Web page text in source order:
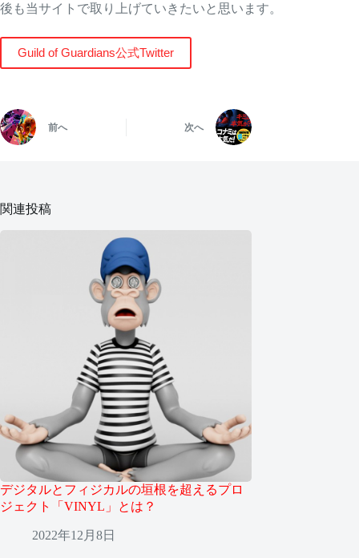
後も当サイトで取り上げていきたいと思います。
Guild of Guardians公式Twitter
前へ 次へ
関連投稿
デジタルとフィジカルの垣根を超えるプロ
ジェクト「VINYL」とは？
2022年12月8日